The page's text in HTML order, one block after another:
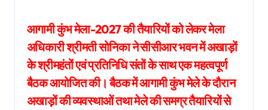
आगामी कुंभ मेला-2027 की तैयारियों को लेकर मेला
अधिकारी श्रीमती सोनिका ने सीसीआर भवन में अखाड़ों
के श्रीमहंतों एवं प्रतिनिधि संतों के साथ एक महत्वपूर्ण
बैठक आयोजित की। बैठक में आगामी कुंभ मेले के दौरान
अखाड़ों की व्यवस्थाओं तथा मेले की समग्र तैयारियों से